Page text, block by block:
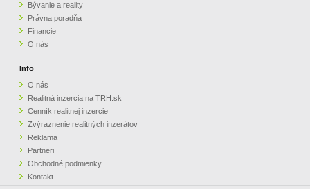
Bývanie a reality
Právna poradňa
Financie
O nás
Info
O nás
Realitná inzercia na TRH.sk
Cenník realitnej inzercie
Zvýraznenie realitných inzerátov
Reklama
Partneri
Obchodné podmienky
Kontakt